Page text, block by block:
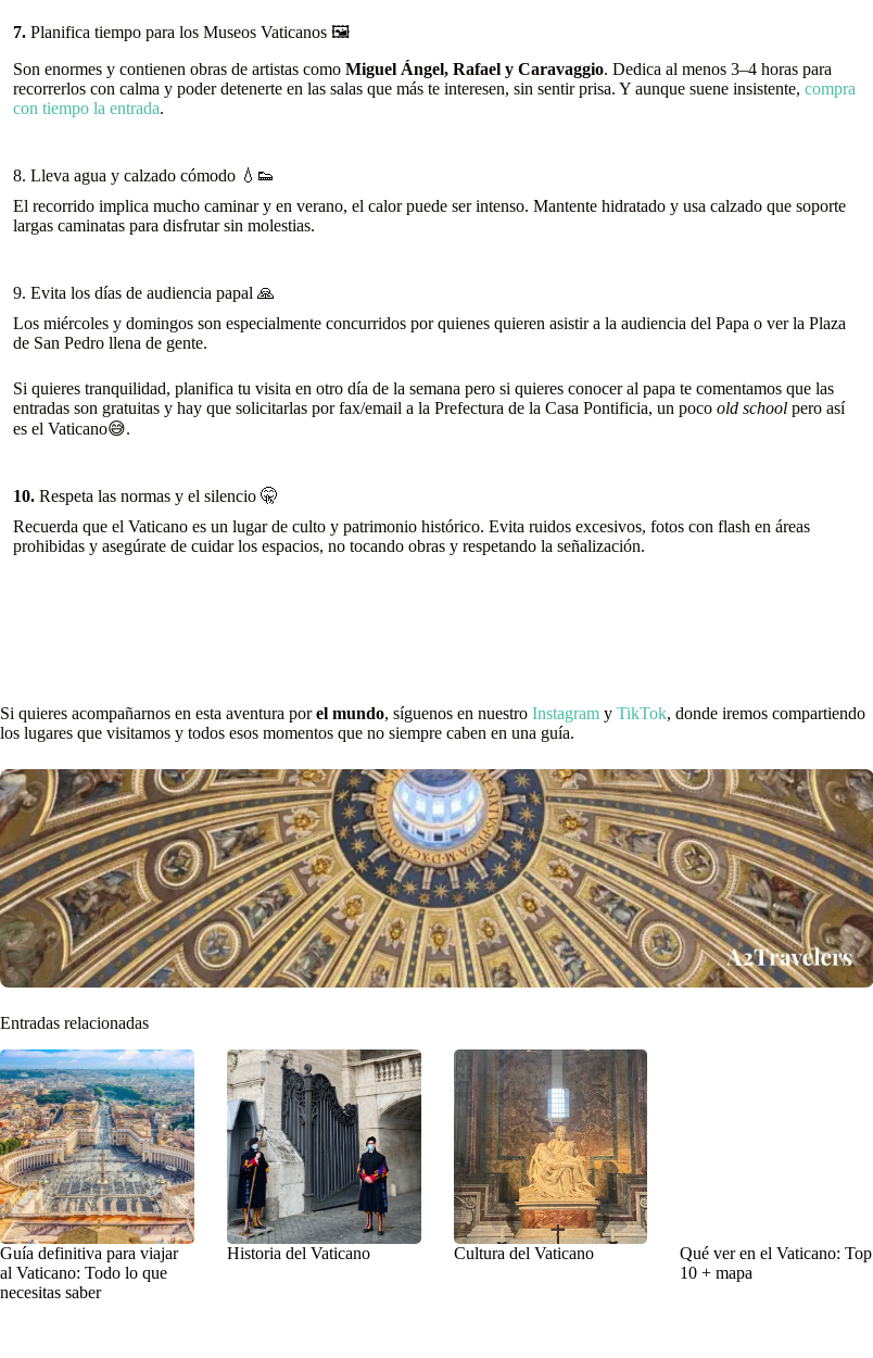
7. Planifica tiempo para los Museos Vaticanos 🖼️
Son enormes y contienen obras de artistas como Miguel Ángel, Rafael y Caravaggio. Dedica al menos 3–4 horas para
recorrerlos con calma y poder detenerte en las salas que más te interesen, sin sentir prisa. Y aunque suene insistente, compra
con tiempo la entrada.
8. Lleva agua y calzado cómodo 💧👟
El recorrido implica mucho caminar y en verano, el calor puede ser intenso. Mantente hidratado y usa calzado que soporte
largas caminatas para disfrutar sin molestias.
9. Evita los días de audiencia papal 🙏
Los miércoles y domingos son especialmente concurridos por quienes quieren asistir a la audiencia del Papa o ver la Plaza
de San Pedro llena de gente.
Si quieres tranquilidad, planifica tu visita en otro día de la semana pero si quieres conocer al papa te comentamos que las
entradas son gratuitas y hay que solicitarlas por fax/email a la Prefectura de la Casa Pontificia, un poco old school pero así
es el Vaticano😅.
10. Respeta las normas y el silencio 🤫
Recuerda que el Vaticano es un lugar de culto y patrimonio histórico. Evita ruidos excesivos, fotos con flash en áreas
prohibidas y asegúrate de cuidar los espacios, no tocando obras y respetando la señalización.
Si quieres acompañarnos en esta aventura porel mundo, síguenos en nuestro Instagram y TikTok, donde iremos compartiendo
los lugares que visitamos y todos esos momentos que no siempre caben en una guía.
Entradas relacionadas
Guía definitiva para viajar
al Vaticano: Todo lo que
necesitas saber
Historia del Vaticano Cultura del Vaticano
Qué ver en el Vaticano: Top
10 + mapa